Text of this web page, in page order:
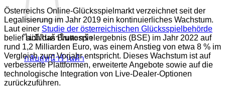
ไม่มีสินค้าในตะกร้า
กลับสู่หน้าร้านค้า
Österreichs Online-Glücksspielmarkt verzeichnet seit der
Legalisierung im Jahr 2019 ein kontinuierliches Wachstum.
Laut einer Studie der österreichischen Glücksspielbehörde
belief sich das Bruttospielergebnis (BSE) im Jahr 2022 auf
rund 1,2 Milliarden Euro, was einem Anstieg von etwa 8 % im
Vergleich zum Vorjahr entspricht. Dieses Wachstum ist auf
verbesserte Plattformen, erweiterte Angebote sowie auf die
technologische Integration von Live-Dealer-Optionen
zurückzuführen.